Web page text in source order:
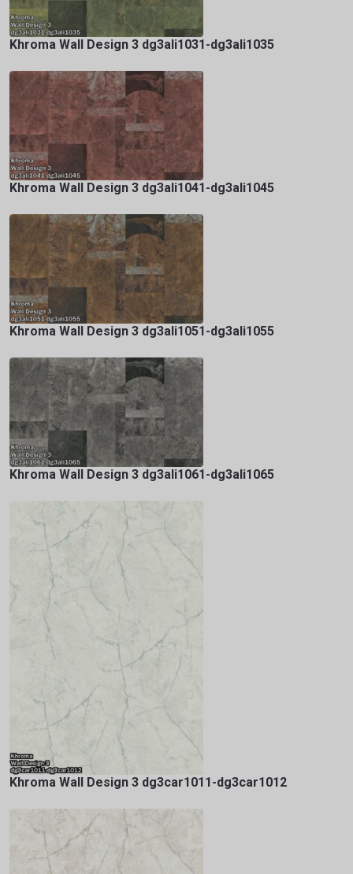
Khroma Wall Design 3 dg3ali1031-dg3ali1035
Khroma Wall Design 3 dg3ali1041-dg3ali1045
Khroma Wall Design 3 dg3ali1051-dg3ali1055
Khroma Wall Design 3 dg3ali1061-dg3ali1065
Khroma Wall Design 3 dg3car1011-dg3car1012